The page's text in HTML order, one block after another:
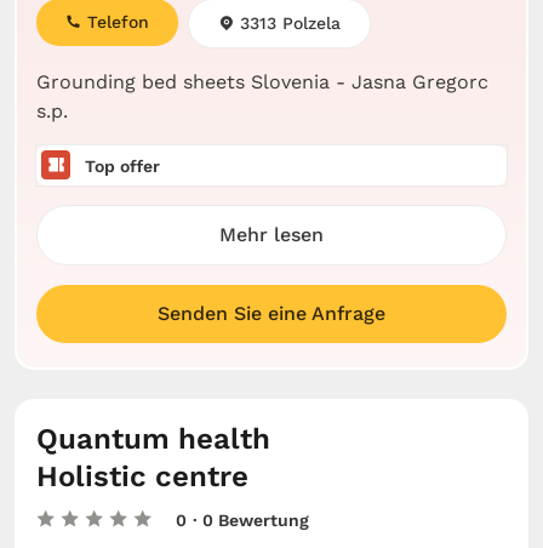
Grounding bed sheets Slovenia - Jasna Gregorc
s.p.
Telefon 3313 Polzela
Top offer
Mehr lesen
Senden Sie eine Anfrage
Quantum health
Holistic centre
0 · 0 Bewertung